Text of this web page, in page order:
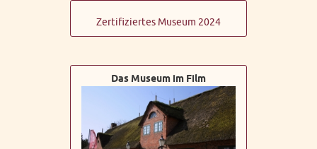
Zertifiziertes Museum 2024
Das Museum im Film